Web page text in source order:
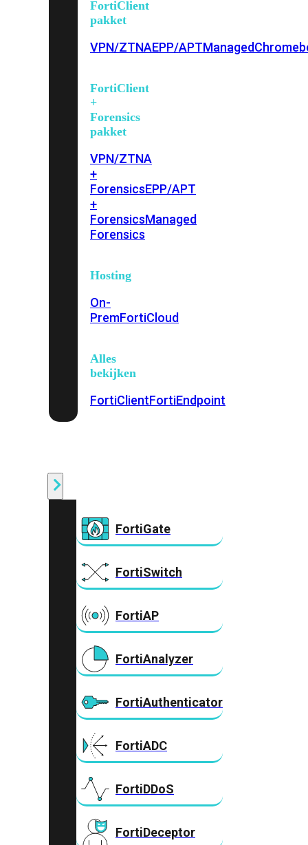
FortiClient
pakket
VPN/ZTNAEPP/APTManaged
FortiClient
+
Forensics
pakket
VPN/ZTNA
+
ForensicsEPP/APT
+
ForensicsManaged
Forensics
Hosting
On-
PremFortiCloud
Alles
bekijken
FortiClientFortiEndpoint
FortiGate
FortiSwitch
FortiAP
FortiAnalyzer
FortiAuthenticator
FortiADC
FortiDDoS
FortiDeceptor